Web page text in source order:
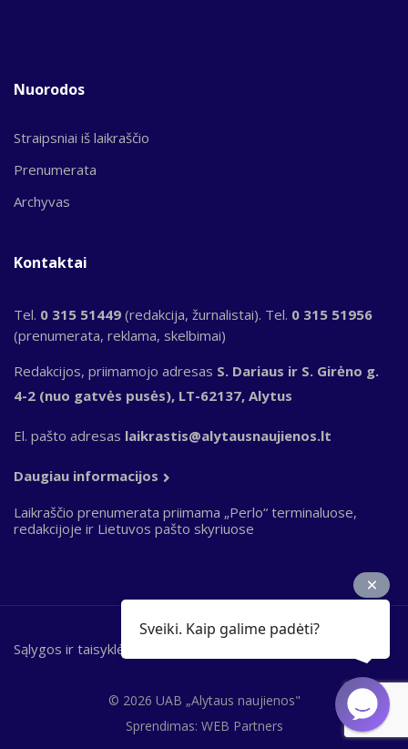
Nuorodos
Straipsniai iš laikraščio
Prenumerata
Archyvas
Kontaktai
Tel. 0 315 51449 (redakcija, žurnalistai). Tel. 0 315 51956
(prenumerata, reklama, skelbimai)
Redakcijos, priimamojo adresas S. Dariaus ir S. Girėno g.
4-2 (nuo gatvės pusės), LT-62137, Alytus
El. pašto adresas laikrastis@alytausnaujienos.lt
Daugiau informacijos
Laikraščio prenumerata priimama „Perlo“ terminaluose,
redakcijoje ir Lietuvos pašto skyriuose
© 2026 UAB „Alytaus naujienos"
Bottom
Sąlygos ir taisyklės
Sprendimas: WEB Partners
Sveiki. Kaip galime padėti?